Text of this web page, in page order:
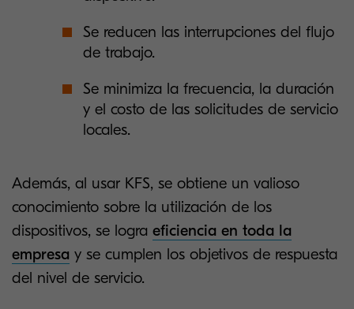
Se reducen las interrupciones del flujo
de trabajo.
Se minimiza la frecuencia, la duración
y el costo de las solicitudes de servicio
locales.
Además, al usar KFS, se obtiene un valioso
conocimiento sobre la utilización de los
dispositivos, se logra eficiencia en toda la
empresa y se cumplen los objetivos de respuesta
del nivel de servicio.